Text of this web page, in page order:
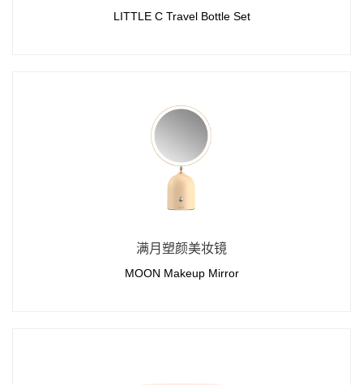
LITTLE C Travel Bottle Set
满月塑颜美妆镜
MOON Makeup Mirror